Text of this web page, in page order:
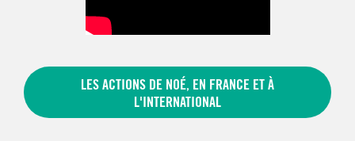
LES ACTIONS DE NOÉ, EN FRANCE ET À
L'INTERNATIONAL